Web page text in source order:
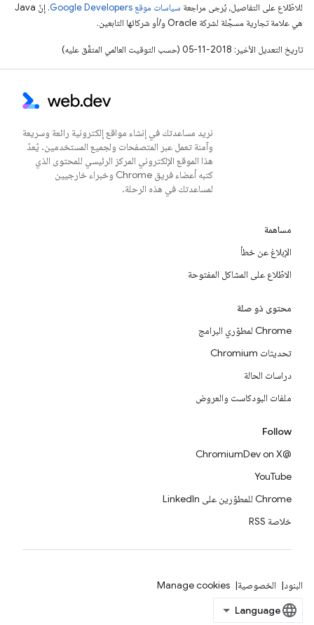
للاطّلاع على التفاصيل، يُرجى مراجعة سياسات موقع Google Developers‏
. إنّ Java
هي علامة تجارية مسجَّلة لشركة Oracle و/أو شركائها التابعين.
تاريخ التعديل الأخير: 2018-11-05 (حسب التوقيت العالمي المتفَّق عليه)
نريد مساعدتك في إنشاء مواقع إلكترونية رائعة وسريعة
وآمنة تعمل عبر المتصفحات ولجميع المستخدمين. يُعدّ
هذا الموقع الإلكتروني المركز الرئيسي للمحتوى الذي
كتبه أعضاء فريق Chrome وخبراء خارجيين
لمساعدتك في هذه الرحلة.
مساهمة
الإبلاغ عن خطأ
الاطّلاع على المشاكل المفتوحة
محتوى ذو صلة
Chrome لمطوّري البرامج
تحديثات Chromium
دراسات الحالة
ملفات البودكاست والعروض
Follow
@ChromiumDev on X
YouTube
Chrome للمطوّرين على LinkedIn
خلاصة RSS
البنود الخصوصية Manage cookies